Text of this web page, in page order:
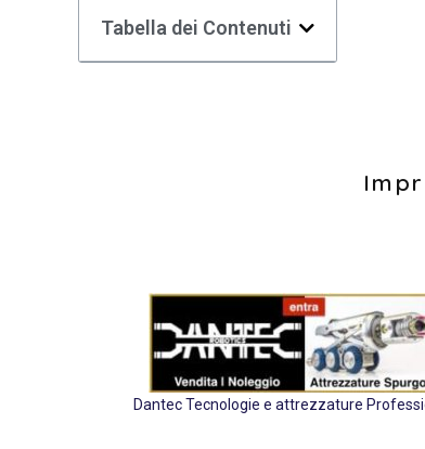
Tabella dei Contenuti
Dantec Tecnologie e attrezzature